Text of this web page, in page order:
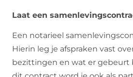
Laat een
Een notarieel
Hierin leg je afspraken vast
bezittingen en wat er gebeurt